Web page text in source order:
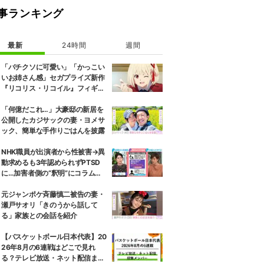
ランキング
最新 24時間 週間
「バチクソに可愛い」「かっこい
いお姉さん感」セガプライズ新作
『リコリス・リコイル』フィギュ
「何億だこれ…」大豪邸の新居を
公開したカジサックの妻・ヨメサ
ック、簡単な手作りごはんを披露
NHK職員が出演者から性被害→異
動求めるも3年認められずPTSD
に…加害者側の“釈明”にコラムニ
織体制の問題点も指摘
元ジャンポケ斉藤慎二被告の妻・
瀬戸サオリ「きのうから話して
る」家族との会話を紹介
【バスケットボール日本代表】20
26年8月の6連戦はどこで見れ
る？テレビ放送・ネット配信まと